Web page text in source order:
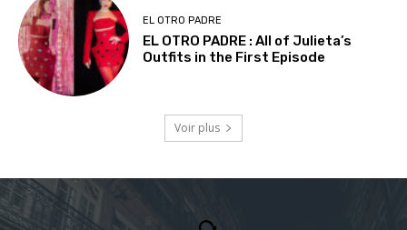
EL OTRO PADRE
EL OTRO PADRE : All of Julieta’s
Outfits in the First Episode
Voir plus